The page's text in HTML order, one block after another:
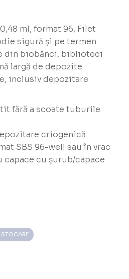
ml, format 96, Filet
sigură și pe termen
din biobănci, biblioteci
largă de depozite
inclusiv depozitare
fără a scoate tuburile
criogenică
SBS 96-well sau în vrac
capace cu șurub/capace
STOCARE